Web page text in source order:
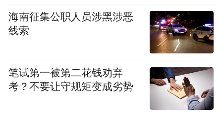
海南征集公职人员涉黑涉恶
线索
笔试第一被第二花钱劝弃
考？不要让守规矩变成劣势